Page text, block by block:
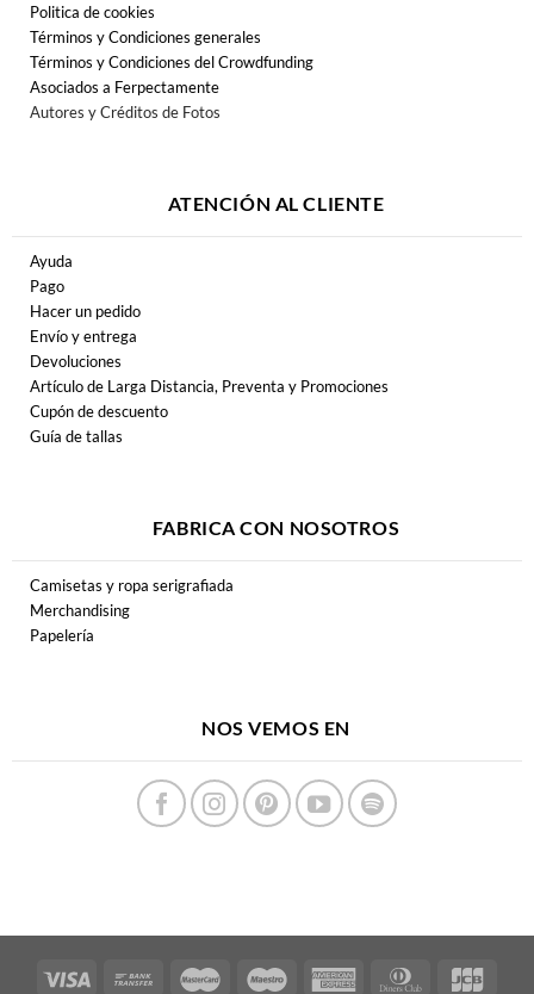
Politica de cookies
Términos y Condiciones generales
Términos y Condiciones del Crowdfunding
Asociados a Ferpectamente
Autores y Créditos de Fotos
ATENCIÓN AL CLIENTE
Ayuda
Pago
Hacer un pedido
Envío y entrega
Devoluciones
Artículo de Larga Distancia, Preventa y Promociones
Cupón de descuento
Guía de tallas
FABRICA CON NOSOTROS
Camisetas y ropa serigrafiada
Merchandising
Papelería
NOS VEMOS EN